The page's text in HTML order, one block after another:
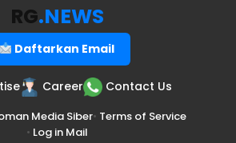
RG.NEWS
Daftarkan Email
Career Contact Us
Media Siber• Terms of Service
• Log in Mail